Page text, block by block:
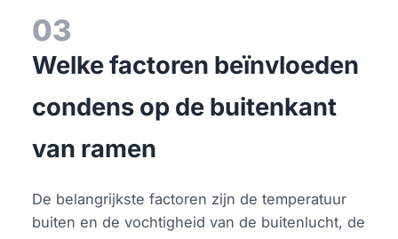
03
Welke factoren beïnvloeden
condens op de buitenkant
van ramen
De belangrijkste factoren zijn de temperatuur
buiten en de vochtigheid van de buitenlucht, de